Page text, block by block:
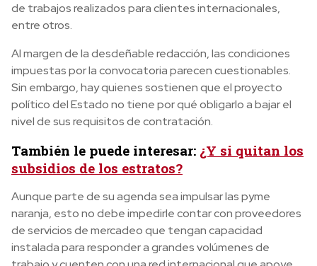
de trabajos realizados para clientes internacionales,
entre otros.
Al margen de la desdeñable redacción, las condiciones
impuestas por la convocatoria parecen cuestionables.
Sin embargo, hay quienes sostienen que el proyecto
político del Estado no tiene por qué obligarlo a bajar el
nivel de sus requisitos de contratación.
También le puede interesar: ¿Y si quitan los
subsidios de los estratos?
Aunque parte de su agenda sea impulsar las pyme
naranja, esto no debe impedirle contar con proveedores
de servicios de mercadeo que tengan capacidad
instalada para responder a grandes volúmenes de